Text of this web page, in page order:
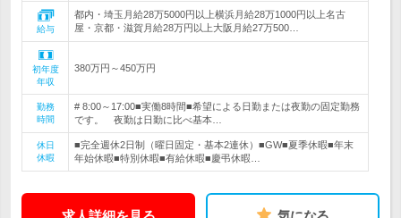
給与
都内・埼玉月給28万5000円以上横浜月給28万1000円以上名古
屋・京都・滋賀月給28万円以上大阪月給27万500…
初年度
年収
380万円～450万円
勤務
時間
# 8:00～17:00■実働8時間■希望による日勤または夜勤の固定勤務
です。 夜勤は日勤に比べ基本…
休日
休暇
■完全週休2日制（曜日固定・基本2連休）■GW■夏季休暇■年末
年始休暇■特別休暇■有給休暇■慶弔休暇…